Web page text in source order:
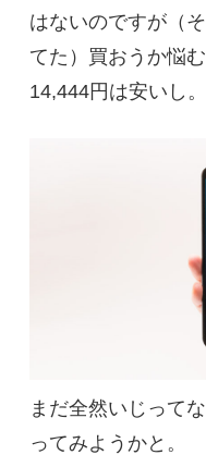
はないのですが（
てた）買おうか悩
14,444円は安いし。
まだ全然いじって
ってみようかと。